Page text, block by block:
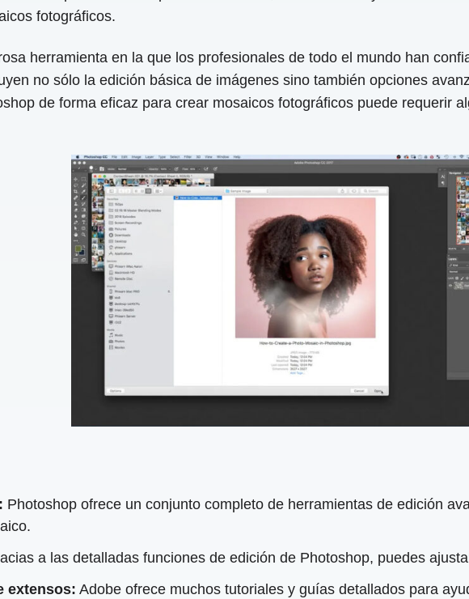
fotográficos.
herramienta en la que los profesionales de todo el mundo han
no sólo la edición básica de imágenes sino también opciones
de forma eficaz para crear mosaicos fotográficos puede requerir
Photoshop ofrece un conjunto completo de herramientas de edición
a las detalladas funciones de edición de Photoshop, puedes
extensos: Adobe ofrece muchos tutoriales y guías detallados para